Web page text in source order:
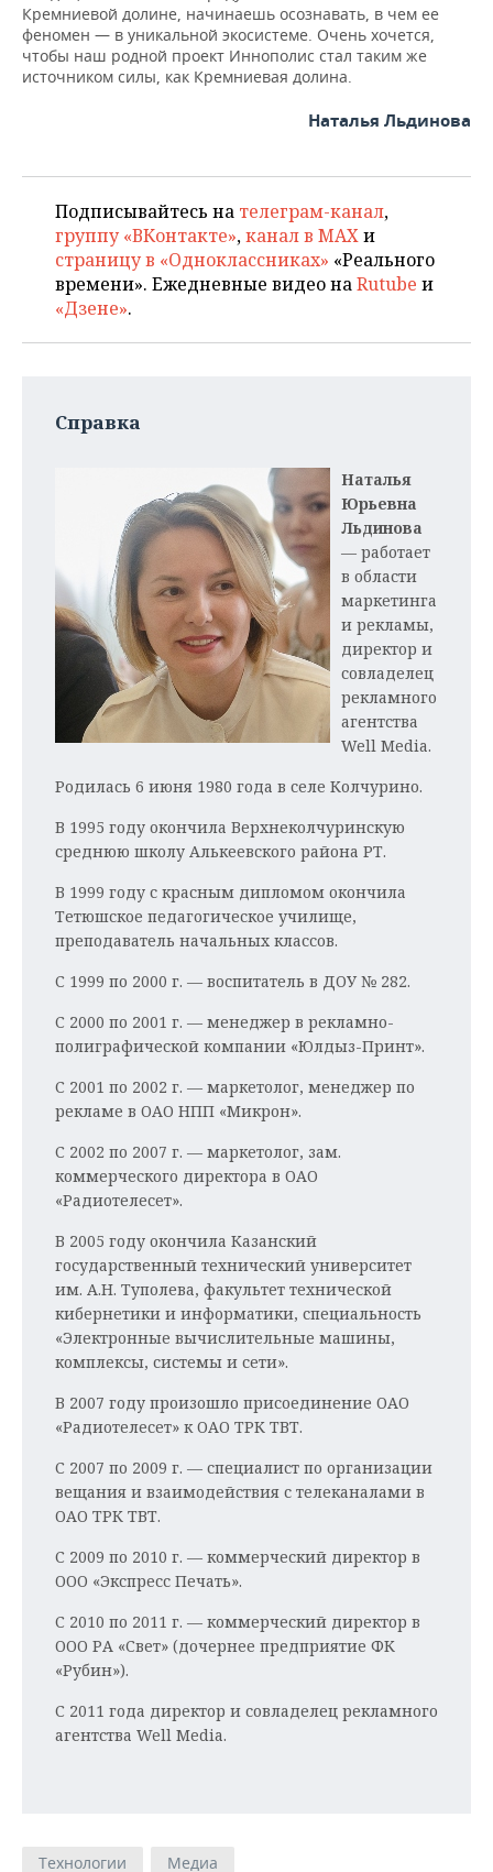
Кремниевой долине, начинаешь осознавать, в чем ее
феномен — в уникальной экосистеме. Очень хочется,
чтобы наш родной проект Иннополис стал таким же
источником силы, как Кремниевая долина.
Наталья Льдинова
Подписывайтесь на телеграм-канал,
группу «ВКонтакте»,канал в MAXи
страницу в «Одноклассниках» «Реального
времени». Ежедневные видео наRutube и
«Дзене».
Справка
Наталья
Юрьевна
Льдинова
— работает
в области
маркетинга
и рекламы,
директор и
совладелец
рекламного
агентства
Well Media.
Родилась 6 июня 1980 года в селе Колчурино.
В 1995 году окончила Верхнеколчуринскую
среднюю школу Алькеевского района РТ.
В 1999 году с красным дипломом окончила
Тетюшское педагогическое училище,
преподаватель начальных классов.
С 1999 по 2000 г. — воспитатель в ДОУ № 282.
С 2000 по 2001 г. — менеджер в рекламно-
полиграфической компании «Юлдыз-Принт».
С 2001 по 2002 г. — маркетолог, менеджер по
рекламе в ОАО НПП «Микрон».
С 2002 по 2007 г. — маркетолог, зам.
коммерческого директора в ОАО
«Радиотелесет».
В 2005 году окончила Казанский
государственный технический университет
им. А.Н. Туполева, факультет технической
кибернетики и информатики, специальность
«Электронные вычислительные машины,
комплексы, системы и сети».
В 2007 году произошло присоединение ОАО
«Радиотелесет» к ОАО ТРК ТВТ.
С 2007 по 2009 г. — специалист по организации
вещания и взаимодействия с телеканалами в
ОАО ТРК ТВТ.
С 2009 по 2010 г. — коммерческий директор в
ООО «Экспресс Печать».
С 2010 по 2011 г. — коммерческий директор в
ООО РА «Свет» (дочернее предприятие ФК
«Рубин»).
С 2011 года директор и совладелец рекламного
агентства Well Media.
Технологии Медиа